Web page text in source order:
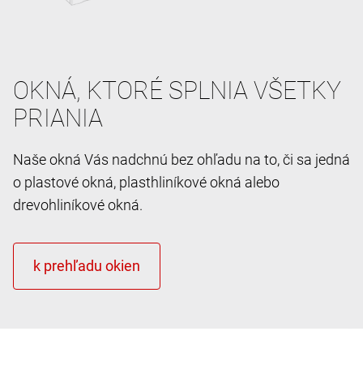
OKNÁ, KTORÉ SPLNIA VŠETKY
PRIANIA
Naše okná Vás nadchnú bez ohľadu na to, či sa jedná
o plastové okná, plasthliníkové okná alebo
drevohliníkové okná.